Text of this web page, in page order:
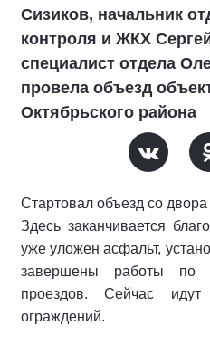
Сизиков, начальник
контроля и ЖКХ
специалист отдела
провела объезд
Октябрьского района
Стартовал объезд со
Здесь заканчивается
уже уложен асфальт,
завершены работы по
проездов. Сейчас
ограждений.